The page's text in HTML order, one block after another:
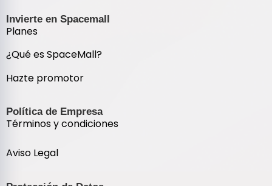
Invierte en Spacemall
Planes
¿Qué es SpaceMall?
Hazte promotor
Política de Empresa
Términos y condiciones
Aviso Legal